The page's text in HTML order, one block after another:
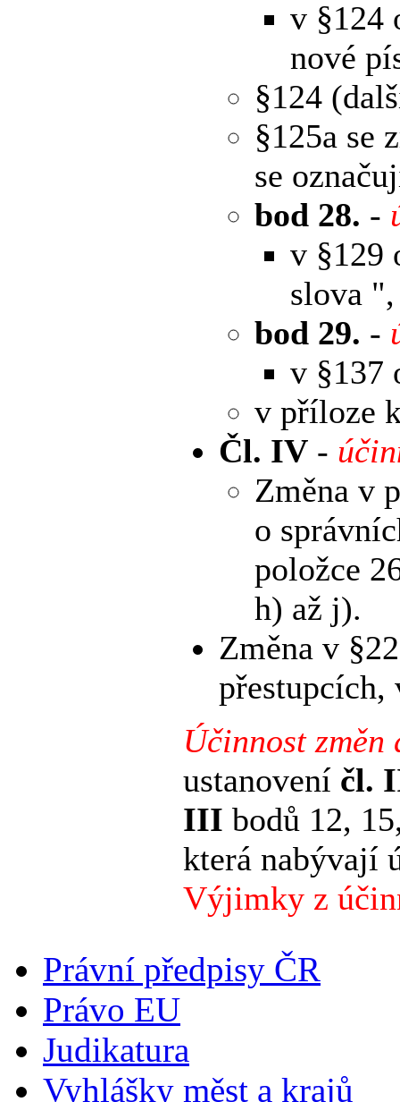
v §124
nové
§124
§125a se
se
bod 28. -
v §129
slova
bod 29. -
v §137
v příloze
Čl. IV -
Změna v
o
položce
h) až j).
Změna v
přestupcích,
Účinnost změn
ustanovení čl.
III bodů 12,
která nabývají
Výjimky z
Právní předpisy ČR
Právo EU
Judikatura
Vyhlášky měst a krajů